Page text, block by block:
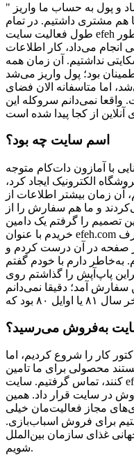
" نمی‌دانم واقعا چگونه به ما اعتماد و پول به حساب ما واریز
هم مشتری داشتیم. در تمام
طول فعالیت سایت efeh هیچ‌گونه شکایتی نداشتیم. همین طور
انجام می‌داد، کار اطلاعات
نداشتیم. آن زمان همه
بود؛ پول واریز می‌شد
اما متاسفانه الان فضای
نمی‌دانم سروکله این
اسم سایت چه بود؟
با آمازون دات‌کام متوجه
الکترونیک ایجاد کرد،
آن زمان بیشتر اطلاعات از
و ما هم سفارش را از
تصمیم را گرفتم یک دامین
خریدم با عنوان efeh.com چون چهار حرفی بود و با حرف E شروع
صفحه در آن درست کردم و
به‌خاطر دارم با خودم گفتم
پاپ‌آپش را گذاشتم روی
سفارش آمد؛ دقیقا نمی‌دانم
به‌فروش می‌رسید؟
کار را شروع کردیم، اما
محصولی برای ما تامین
کنند، تماس گرفتیم. سایت efeh به‌سرعت آمد جواهرات نیمه‌قیمتی
در سایت قرار داد. همین
مجاز فعالیت‌مان خیلی
برای فروش اسباب‌بازی.
جهانی غذای سازمان بین‌الملل
شویم.